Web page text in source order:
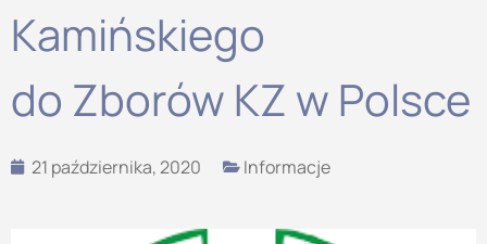
Kamińskiego
do Zborów KZ w Polsce
21 października, 2020 Informacje